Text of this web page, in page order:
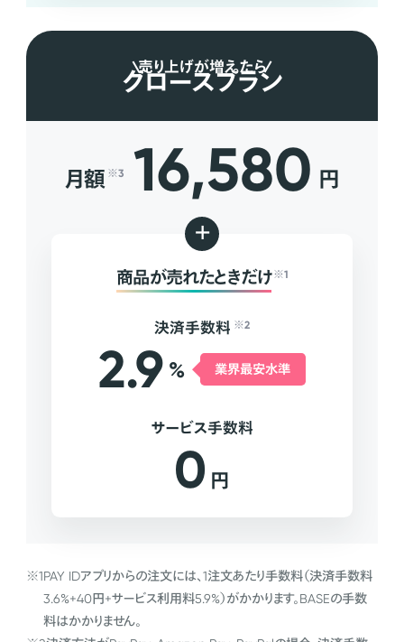
売り上げが増えたら
グロースプラン
月額 ※3 16,580 円
+
商品が売れたときだけ ※1
決済手数料 ※2
2.9 % 業界最安水準
サービス手数料
0 円
※1PAY IDアプリからの注文には、1注文あたり手数料（決済手数料
3.6%+40円+サービス利用料5.9%）がかかります。BASEの手数
料はかかりません。